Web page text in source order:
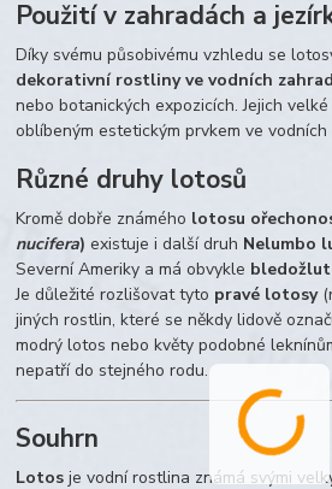
Použití v zahradách a
Díky svému působivému vzhledu se
dekorativní rostliny ve vodních
nebo botanických expozicích. Jejich
oblíbeným estetickým prvkem ve vodních
Různé druhy lotosů
Kromě dobře známého lotosu
nucifera) existuje i další druh Nelumbo
Severní Ameriky a má obvykle
Je důležité rozlišovat tyto pravé lotosy
jiných rostlin, které se někdy lidově
modrý lotos nebo květy podobné
nepatří do stejného rodu.
Souhrn
Lotos je vodní rostlina známá svými